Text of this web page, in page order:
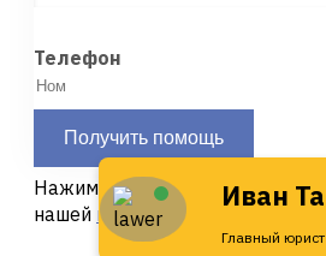
Телефон
Получить помощь
Нажимая кнопку «Отправить»
нашей политикой
Иван
Главный юрист